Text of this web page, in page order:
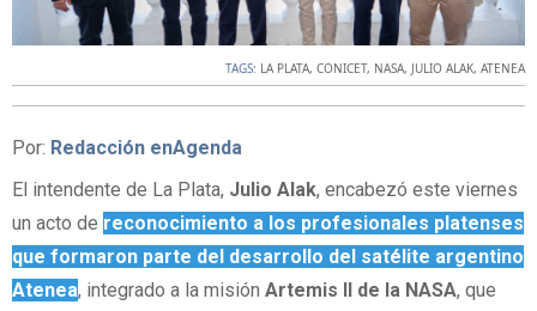
TAGS: LA PLATA, CONICET, NASA, JULIO ALAK, ATENEA
Por: Redacción enAgenda
El intendente de La Plata, Julio Alak, encabezó este viernes
un acto de reconocimiento a los profesionales platenses
que formaron parte del desarrollo del satélite argentino
Atenea, integrado a la misión Artemis II de la NASA, que